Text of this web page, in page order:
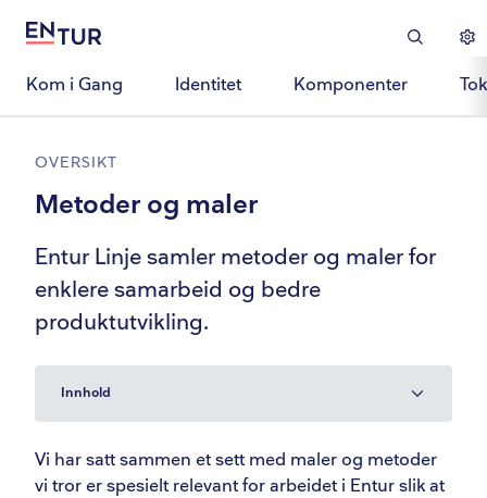
Kom i Gang Identitet Komponenter
OVERSIKT
Metoder og maler
Entur Linje samler metoder og maler for
enklere samarbeid og bedre
produktutvikling.
Innhold
Prosesser
Teambygging
Vi har satt sammen et sett med maler og metoder
vi tror er spesielt relevant for arbeidet i Entur slik at